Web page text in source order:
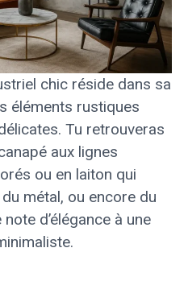
chic réside dans sa
éléments rustiques
Tu retrouveras
aux lignes
ou en laiton qui
métal, ou encore du
d’élégance à une